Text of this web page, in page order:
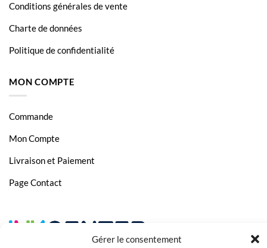
Gérer le consentement
HP Business Inkjet 2300n
HP Business Inkjet 2600dn
HP Business Inkjet 2800
HP Color Inkjet CP
HP Color Inkjet cp 1700
HP Color Inkjet cp 1700ps
Conditions générales de vente
Charte de données
Politique de confidentialité
MON COMPTE
Commande
Mon Compte
Livraison et Paiement
Page Contact